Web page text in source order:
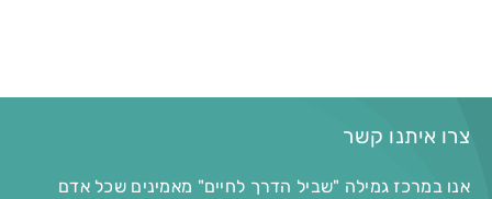
צרו איתנו קשר
אנו במרכז גמילה "שביל הדרך לחיים" מאמינים שכל אדם